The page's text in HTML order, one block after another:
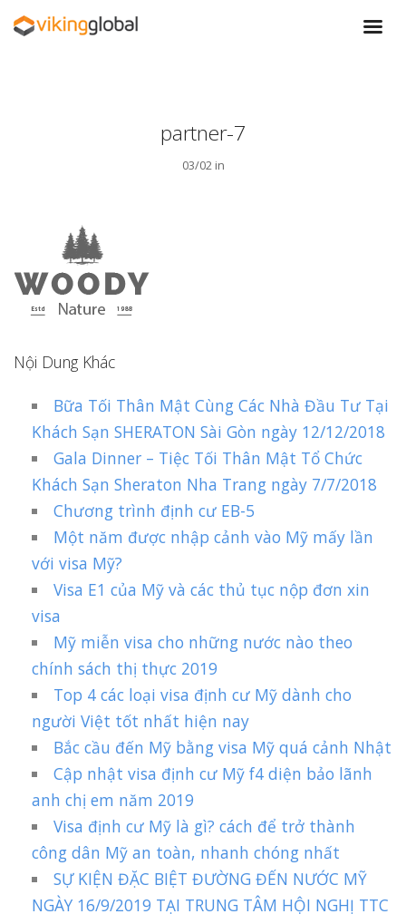
partner-7
03/02 in
Nội Dung Khác
Bữa Tối Thân Mật Cùng Các Nhà Đầu Tư Tại
Khách Sạn SHERATON Sài Gòn ngày 12/12/2018
Gala Dinner – Tiệc Tối Thân Mật Tổ Chức
Khách Sạn Sheraton Nha Trang ngày 7/7/2018
Chương trình định cư EB-5
Một năm được nhập cảnh vào Mỹ mấy lần
với visa Mỹ?
Visa E1 của Mỹ và các thủ tục nộp đơn xin
visa
Mỹ miễn visa cho những nước nào theo
chính sách thị thực 2019
Top 4 các loại visa định cư Mỹ dành cho
người Việt tốt nhất hiện nay
Bắc cầu đến Mỹ bằng visa Mỹ quá cảnh Nhật
Cập nhật visa định cư Mỹ f4 diện bảo lãnh
anh chị em năm 2019
Visa định cư Mỹ là gì? cách để trở thành
công dân Mỹ an toàn, nhanh chóng nhất
SỰ KIỆN ĐẶC BIỆT ĐƯỜNG ĐẾN NƯỚC MỸ
NGÀY 16/9/2019 TẠI TRUNG TÂM HỘI NGHỊ TTC